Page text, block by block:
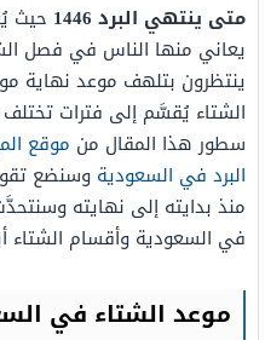
متى ينتهي البرد 1446
حيث
يعاني منها الناس في فصل
ينتظرون بتلهف موعد نهاية
الشتاء يُقسَّم إلى فترات
سطور هذا المقال من موقع
البرد في السعودية
منذ بدايته إلى نهايته
في السعودية وأقسام الشتاء
موعد الشتاء في